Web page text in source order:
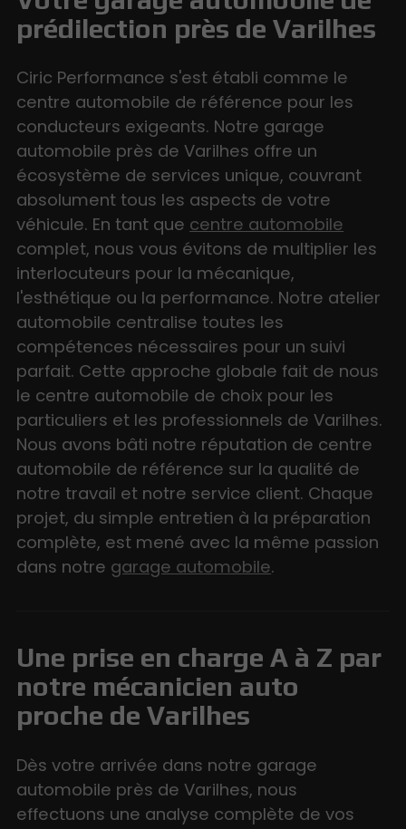
prédilection près de Varilhes
Ciric Performance s'est établi comme le
centre automobile de référence pour les
conducteurs exigeants. Notre garage
automobile près de Varilhes offre un
écosystème de services unique, couvrant
absolument tous les aspects de votre
véhicule. En tant que centre automobile
complet, nous vous évitons de multiplier les
interlocuteurs pour la mécanique,
l'esthétique ou la performance. Notre atelier
automobile centralise toutes les
compétences nécessaires pour un suivi
parfait. Cette approche globale fait de nous
le centre automobile de choix pour les
particuliers et les professionnels de Varilhes.
Nous avons bâti notre réputation de centre
automobile de référence sur la qualité de
notre travail et notre service client. Chaque
projet, du simple entretien à la préparation
complète, est mené avec la même passion
dans notre garage automobile.
Une prise en charge A à Z par
notre mécanicien auto
proche de Varilhes
Dès votre arrivée dans notre garage
automobile près de Varilhes, nous
effectuons une analyse complète de vos